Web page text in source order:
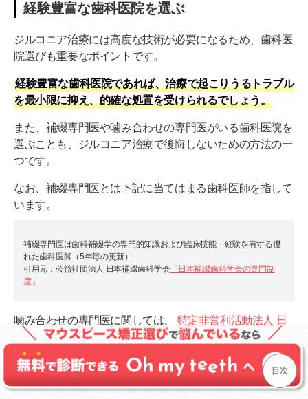
経験豊富な歯科医院を選ぶ
ジルコニア治療には高度な技術が必要になるため、歯科医
院選びも重要なポイントです。
経験豊富な歯科医院であれば、治療で起こりうるトラブル
を最小限に抑え、的確な処置を受けられるでしょう。
また、補綴専門医や噛み合わせの専門医がいる歯科医院を
選ぶことも、ジルコニア治療で後悔しないための方法の一
つです。
なお、補綴専門医とは下記に当てはまる歯科医師を指して
います。
補綴専門医は歯科補綴学の専門的知識および臨床技能・経験を有する優
れた歯科医師（5年毎の更新）
引用元：公益社団法人 日本補綴歯科学会「日本補綴歯科学会の専門制
度」
噛み合わせの専門医に関しては、
特定非営利活動法人 日
本咬合学会のホームページで専門医一覧が紹介されていま
すので、こちらも参考にしてください。
治療後の検診やセルフメンテナンスも重要
目次